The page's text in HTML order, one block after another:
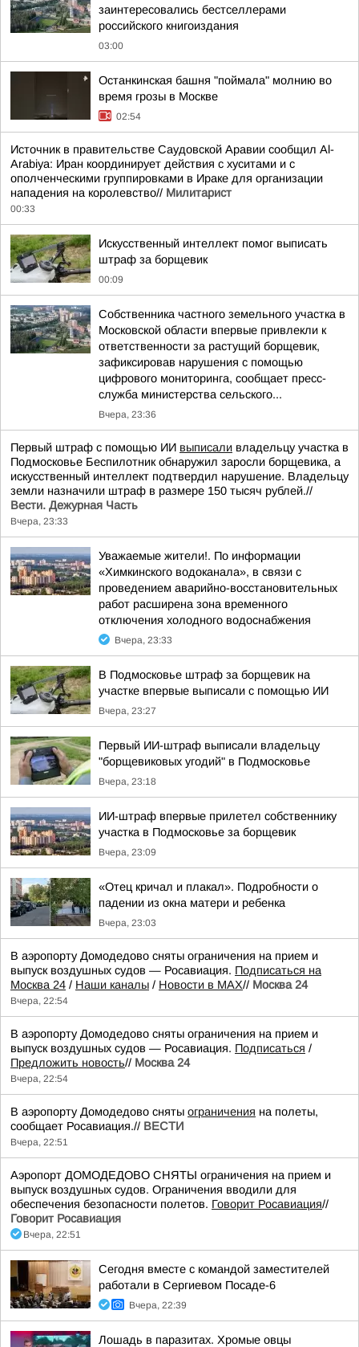
заинтересовались бестселлерами
российского книгоиздания
03:00
Останкинская башня "поймала" молнию во
время грозы в Москве
02:54
Источник в правительстве Саудовской Аравии сообщил Al-
Arabiya: Иран координирует действия с хуситами и с
ополченческими группировками в Ираке для организации
нападения на королевство// Милитарист
00:33
Искусственный интеллект помог выписать
штраф за борщевик
00:09
Собственника частного земельного участка в
Московской области впервые привлекли к
ответственности за растущий борщевик,
зафиксировав нарушения с помощью
цифрового мониторинга, сообщает пресс-
служба министерства сельского...
Вчера, 23:36
Первый штраф с помощью ИИ выписали владельцу участка в
Подмосковье Беспилотник обнаружил заросли борщевика, а
искусственный интеллект подтвердил нарушение. Владельцу
земли назначили штраф в размере 150 тысяч рублей.//
Вести. Дежурная Часть
Вчера, 23:33
Уважаемые жители!. По информации
«Химкинского водоканала», в связи с
проведением аварийно-восстановительных
работ расширена зона временного
отключения холодного водоснабжения
Вчера, 23:33
В Подмосковье штраф за борщевик на
участке впервые выписали с помощью ИИ
Вчера, 23:27
Первый ИИ-штраф выписали владельцу
"борщевиковых угодий" в Подмосковье
Вчера, 23:18
ИИ-штраф впервые прилетел собственнику
участка в Подмосковье за борщевик
Вчера, 23:09
«Отец кричал и плакал». Подробности о
падении из окна матери и ребенка
Вчера, 23:03
В аэропорту Домодедово сняты ограничения на прием и
выпуск воздушных судов — Росавиация. Подписаться на
Москва 24 / Наши каналы / Новости в MAX// Москва 24
Вчера, 22:54
В аэропорту Домодедово сняты ограничения на прием и
выпуск воздушных судов — Росавиация. Подписаться /
Предложить новость// Москва 24
Вчера, 22:54
В аэропорту Домодедово сняты ограничения на полеты,
сообщает Росавиация.// ВЕСТИ
Вчера, 22:51
Аэропорт ДОМОДЕДОВО СНЯТЫ ограничения на прием и
выпуск воздушных судов. Ограничения вводили для
обеспечения безопасности полетов. Говорит Росавиация//
Говорит Росавиация
Вчера, 22:51
Сегодня вместе с командой заместителей
работали в Сергиевом Посаде-6
Вчера, 22:39
Лошадь в паразитах. Хромые овцы